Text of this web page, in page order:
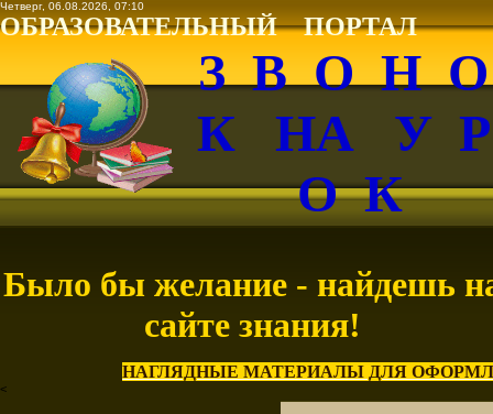
Четверг, 06.08.2026, 07:10
ОБРАЗОВАТЕЛЬНЫЙ ПОРТАЛ
З В О Н
К НА У
О К
Было бы желание - найдешь
сайте знания!
НАГЛЯДНЫЕ МАТЕРИАЛЫ ДЛЯ
<